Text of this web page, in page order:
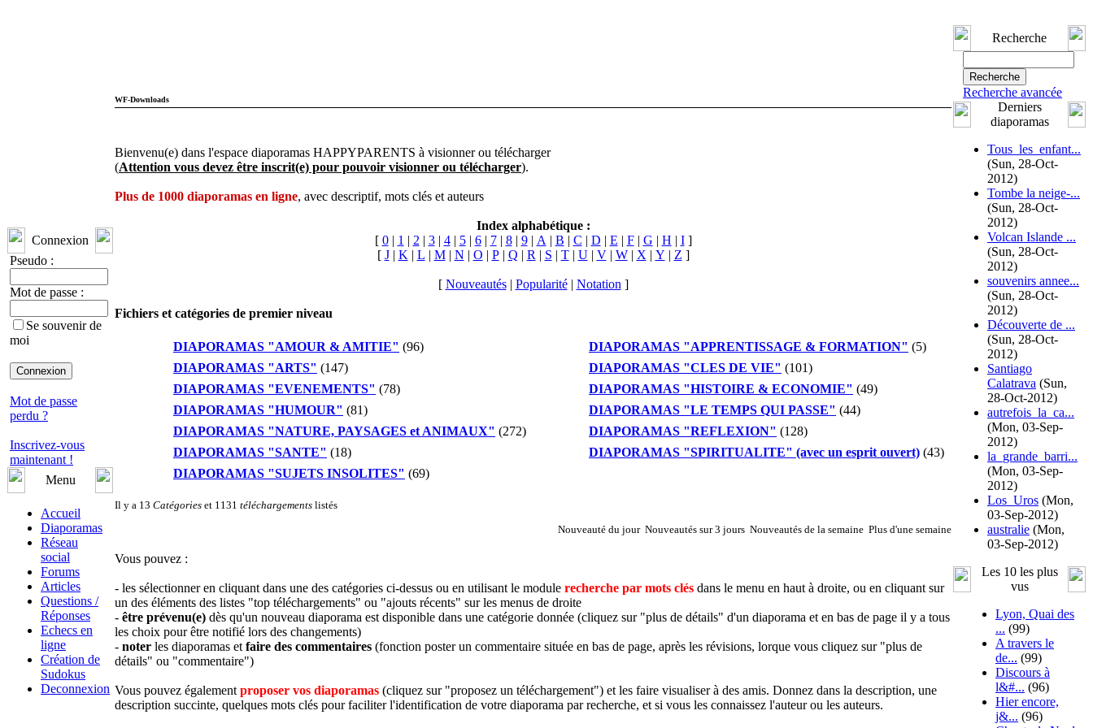
Connexion
Pseudo :
Mot de passe :
Se souvenir de
moi
Mot de passe
perdu ?
Inscrivez-vous
maintenant !
Menu
Accueil
Diaporamas
Réseau
social
Forums
Articles
Questions /
Réponses
Echecs en
ligne
Création de
Sudokus
Deconnexion
WF-Downloads
Bienvenu(e) dans l'espace diaporamas HAPPYPARENTS à visionner ou télécharger
(Attention vous devez être inscrit(e) pour pouvoir visionner ou télécharger).
Plus de 1000 diaporamas en ligne, avec descriptif, mots clés et auteurs
Index alphabétique :
[ 0| 1 | 2 | 3| 4| 5| 6| 7| 8| 9| A | B | C | D | E | F| G | H | I]
[ J| K | L | M| N | O | P| Q | R | S | T| U| V| W| X | Y | Z ]
[ Nouveautés| Popularité| Notation ]
Fichiers et catégories de premier niveau
DIAPORAMAS "AMOUR & AMITIE" (96) DIAPORAMAS "APPRENTISSAGE & FORMATION" (5)
DIAPORAMAS "ARTS" (147) DIAPORAMAS "CLES DE VIE" (101)
DIAPORAMAS "EVENEMENTS" (78) DIAPORAMAS "HISTOIRE & ECONOMIE" (49)
DIAPORAMAS "HUMOUR" (81) DIAPORAMAS "LE TEMPS QUI PASSE" (44)
DIAPORAMAS "NATURE, PAYSAGES et ANIMAUX" (272) DIAPORAMAS "REFLEXION" (128)
DIAPORAMAS "SANTE" (18) DIAPORAMAS "SPIRITUALITE" (avec un esprit ouvert) (43)
DIAPORAMAS "SUJETS INSOLITES" (69)
Il y a 13 Catégories et 1131 téléchargements listés
Nouveauté du jour Nouveautés sur 3 jours Nouveautés de la semaine Plus d'une semaine
Vous pouvez :
- les sélectionner en cliquant dans une des catégories ci-dessus ou en utilisant le module recherche par mots clés dans le menu en haut à droite, ou en cliquant sur
un des éléments des listes "top téléchargements" ou "ajouts récents" sur les menus de droite
- être prévenu(e) dès qu'un nouveau diaporama est disponible dans une catégorie donnée (cliquez sur "plus de détails" d'un diaporama et en bas de page il y a tous
les choix pour être notifié lors des changements)
- noter les diaporamas et faire des commentaires (fonction poster un commentaire située en bas de page, après les révisions, lorque vous cliquez sur "plus de
détails" ou "commentaire")
Vous pouvez également proposer vos diaporamas (cliquez sur "proposez un téléchargement") et les faire visualiser à des amis. Donnez dans la description, une
description succinte, quelques mots clés pour faciliter l'identification de votre diaporama par recherche, et si vous les connaissez l'auteur ou les auteurs.
Recherche
Recherche avancée
Derniers
diaporamas
Tous_les_enfant...
(Sun, 28-Oct-
2012)
Tombe la neige-...
(Sun, 28-Oct-
2012)
Volcan Islande ...
(Sun, 28-Oct-
2012)
souvenirs annee...
(Sun, 28-Oct-
2012)
Découverte de ...
(Sun, 28-Oct-
2012)
Santiago
Calatrava (Sun,
28-Oct-2012)
autrefois_la_ca...
(Mon, 03-Sep-
2012)
la_grande_barri...
(Mon, 03-Sep-
2012)
Los_Uros (Mon,
03-Sep-2012)
australie (Mon,
03-Sep-2012)
Les 10 les plus
vus
Lyon, Quai des
... (99)
A travers le
de... (99)
Discours à
l&#... (96)
Hier encore,
j&... (96)